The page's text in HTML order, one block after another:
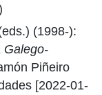
(1998-):
Galego-
Piñeiro
[2022-01-